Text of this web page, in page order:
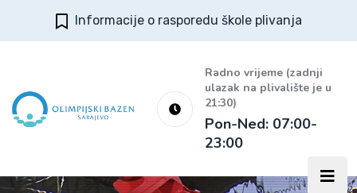
Informacije o rasporedu škole plivanja
Radno vrijeme (zadnji
ulazak na plivalište je u
21:30)
Pon-Ned: 07:00-
23:00